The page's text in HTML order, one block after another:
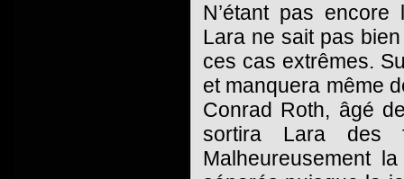
N’étant pas encore
Lara ne sait pas
ces cas extrêmes.
et manquera même
Conrad Roth, âgé
sortira Lara
Malheureusement